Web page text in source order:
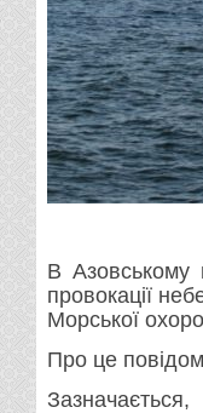
В Азовському
провокації
Морської
Про це